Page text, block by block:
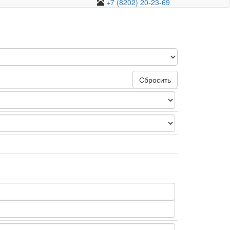
+7 (8202) 20-23-69
Сбросить